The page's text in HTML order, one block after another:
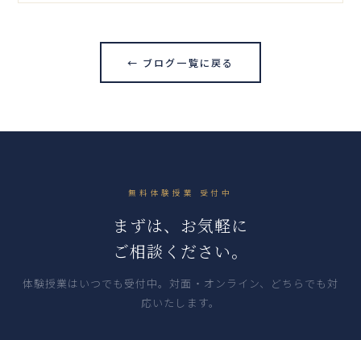
← ブログ一覧に戻る
無料体験授業 受付中
まずは、お気軽に
ご相談ください。
体験授業はいつでも受付中。対面・オンライン、どちらでも対
応いたします。